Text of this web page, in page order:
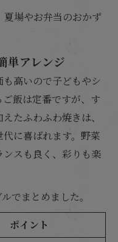
場やお弁当のおかず
単アレンジ
高いので子どもやシ
飯は定番ですが、す
たふわふわ焼きは、
に喜ばれます。野菜
スも良く、彩りも楽
でまとめました。
ポイント